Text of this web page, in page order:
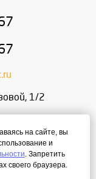
1/2
на сайте, вы
и
. Запретить
своего браузера.